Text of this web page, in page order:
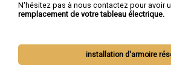
N'hésitez pas à nous contactez pour avoir
remplacement de votre tableau électrique.
installation d'armoire